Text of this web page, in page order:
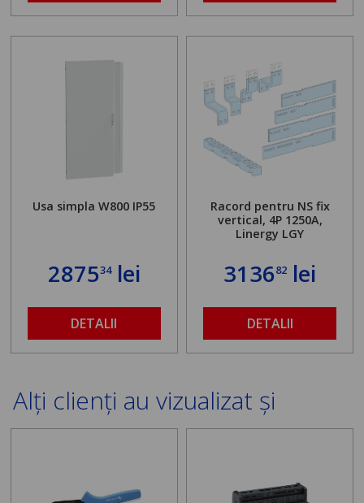
Usa simpla W800 IP55
287534lei
DETALII
Racord pentru NS fix
vertical, 4P 1250A,
Linergy LGY
313682 lei
DETALII
Alți clienți au vizualizat și